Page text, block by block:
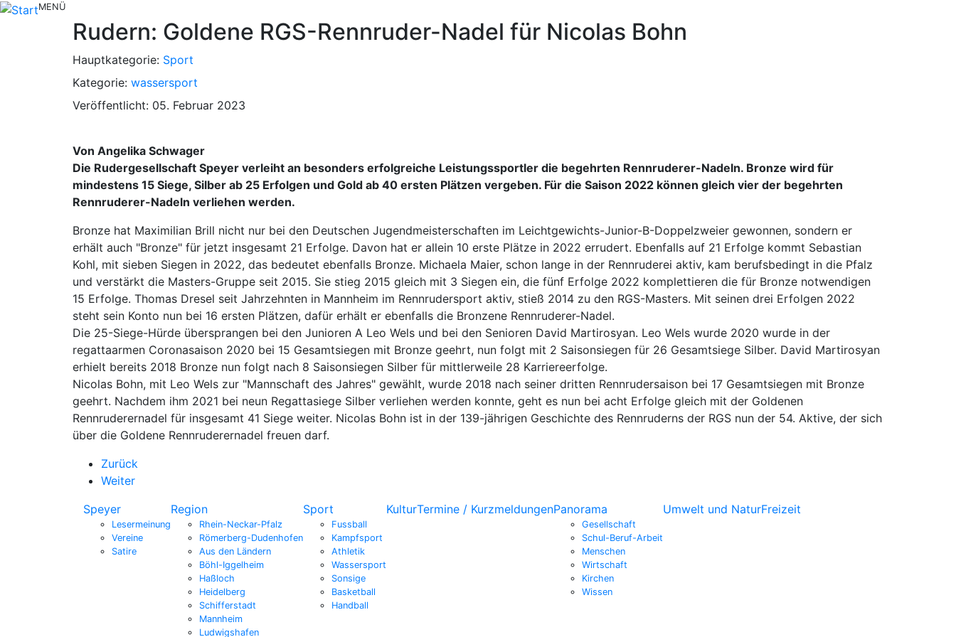
MENÜ
Rudern: Goldene RGS-Rennruder-Nadel für Nicolas Bohn
Hauptkategorie: Sport
Kategorie: wassersport
Veröffentlicht: 05. Februar 2023
Von Angelika Schwager
Die Rudergesellschaft Speyer verleiht an besonders erfolgreiche Leistungssportler die begehrten Rennruderer-Nadeln. Bronze wird für
mindestens 15 Siege, Silber ab 25 Erfolgen und Gold ab 40 ersten Plätzen vergeben. Für die Saison 2022 können gleich vier der begehrten
Rennruderer-Nadeln verliehen werden.
Bronze hat Maximilian Brill nicht nur bei den Deutschen Jugendmeisterschaften im Leichtgewichts-Junior-B-Doppelzweier gewonnen, sondern er
erhält auch "Bronze" für jetzt insgesamt 21 Erfolge. Davon hat er allein 10 erste Plätze in 2022 errudert. Ebenfalls auf 21 Erfolge kommt Sebastian
Kohl, mit sieben Siegen in 2022, das bedeutet ebenfalls Bronze. Michaela Maier, schon lange in der Rennruderei aktiv, kam berufsbedingt in die Pfalz
und verstärkt die Masters-Gruppe seit 2015. Sie stieg 2015 gleich mit 3 Siegen ein, die fünf Erfolge 2022 komplettieren die für Bronze notwendigen
15 Erfolge. Thomas Dresel seit Jahrzehnten in Mannheim im Rennrudersport aktiv, stieß 2014 zu den RGS-Masters. Mit seinen drei Erfolgen 2022
steht sein Konto nun bei 16 ersten Plätzen, dafür erhält er ebenfalls die Bronzene Rennruderer-Nadel.
Die 25-Siege-Hürde übersprangen bei den Junioren A Leo Wels und bei den Senioren David Martirosyan. Leo Wels wurde 2020 wurde in der
regattaarmen Coronasaison 2020 bei 15 Gesamtsiegen mit Bronze geehrt, nun folgt mit 2 Saisonsiegen für 26 Gesamtsiege Silber. David Martirosyan
erhielt bereits 2018 Bronze nun folgt nach 8 Saisonsiegen Silber für mittlerweile 28 Karriereerfolge.
Nicolas Bohn, mit Leo Wels zur "Mannschaft des Jahres" gewählt, wurde 2018 nach seiner dritten Rennrudersaison bei 17 Gesamtsiegen mit Bronze
geehrt. Nachdem ihm 2021 bei neun Regattasiege Silber verliehen werden konnte, geht es nun bei acht Erfolge gleich mit der Goldenen
Rennruderernadel für insgesamt 41 Siege weiter. Nicolas Bohn ist in der 139-jährigen Geschichte des Rennruderns der RGS nun der 54. Aktive, der sich
über die Goldene Rennruderernadel freuen darf.
Zurück
Weiter
Speyer
Lesermeinung
Vereine
Satire
Region
Rhein-Neckar-Pfalz
Römerberg-Dudenhofen
Aus den Ländern
Böhl-Iggelheim
Haßloch
Heidelberg
Schifferstadt
Mannheim
Ludwigshafen
Sport
Fussball
Kampfsport
Athletik
Wassersport
Sonsige
Basketball
Handball
KulturTermine / KurzmeldungenPanorama
Gesellschaft
Schul-Beruf-Arbeit
Menschen
Wirtschaft
Kirchen
Wissen
Umwelt und NaturFreizeit